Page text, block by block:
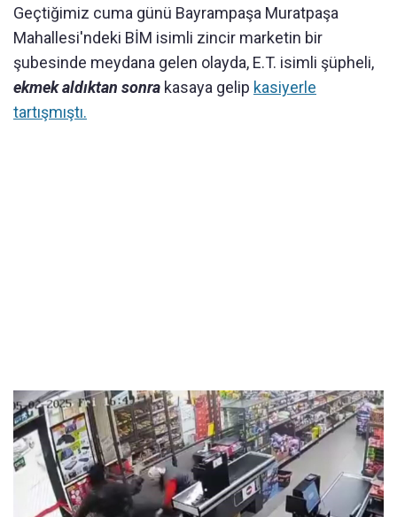
Geçtiğimiz cuma günü Bayrampaşa Muratpaşa
Mahallesi'ndeki BİM isimli zincir marketin bir
şubesinde meydana gelen olayda, E.T. isimli şüpheli,
ekmek aldıktan sonra kasaya gelip kasiyerle
tartışmıştı.